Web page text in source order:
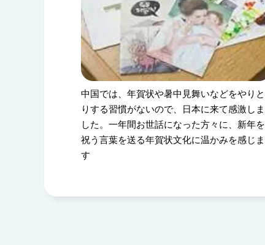
中国では、年賀状や暑中見舞いなどをやりと
りする習慣がないので、日本に来て感激しま
した。一年間お世話になった方々に、新年を
祝う言葉を送る年賀状文化に温かみを感じま
す